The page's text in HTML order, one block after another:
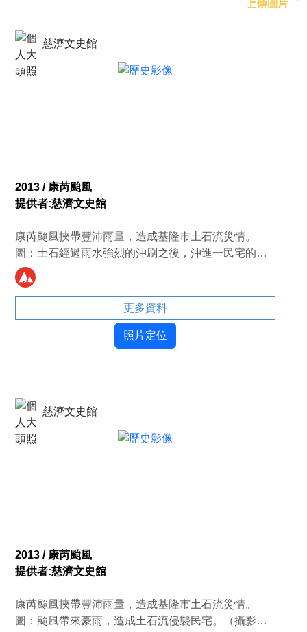
慈濟文史館
2013 / 康芮颱風
提供者:慈濟文史館
康芮颱風挾帶豐沛雨量，造成基隆市土石流災情。
圖：土石經過雨水強烈的沖刷之後，沖進一民宅的廚
房與客廳。（攝影者／游錫璋）
更多資料
照片定位
慈濟文史館
2013 / 康芮颱風
提供者:慈濟文史館
康芮颱風挾帶豐沛雨量，造成基隆市土石流災情。
圖：颱風帶來豪雨，造成土石流侵襲民宅。（攝影者